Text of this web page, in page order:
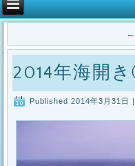
←
2014年海開
Published 2014年3月31日